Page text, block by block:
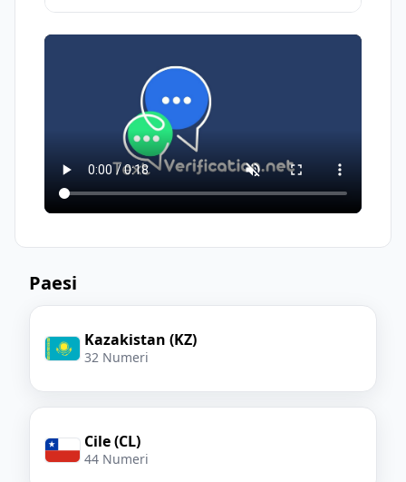
virtuali.
sullo stesso numero. Per azioni sensibili,
preferisci un numero dedicato a
pagamento.
Paesi
Kazakistan (KZ)
32 Numeri
Cile (CL)
44 Numeri